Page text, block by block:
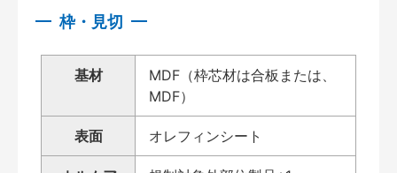
枠・見切
基材
MDF（枠芯材は合板または、
MDF）
表面 オレフィンシート